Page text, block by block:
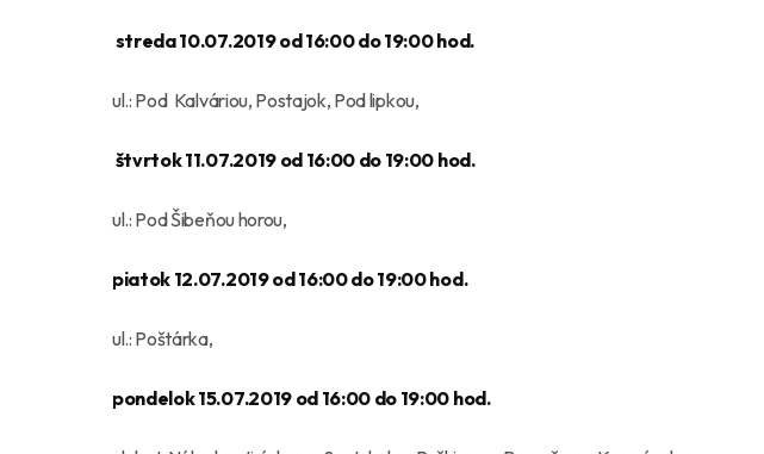
streda 10.07.2019 od 16:00 do 19:00 hod.
ul.: Pod Kalváriou, Postajok, Pod lipkou,
štvrtok 11.07.2019 od 16:00 do 19:00 hod.
ul.: Pod Šibeňou horou,
piatok 12.07.2019 od 16:00 do 19:00 hod.
ul.: Poštárka,
pondelok 15.07.2019 od 16:00 do 19:00 hod.